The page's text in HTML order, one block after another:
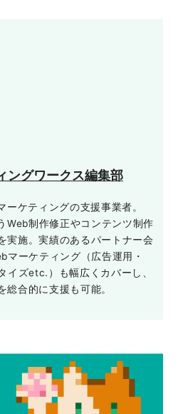
ングワークス編集部
ーケティングの支援事業者。
Web制作修正やコンテンツ制作
実施。実績のあるパートナー会
マーケティング（広告運用・
イズetc.）も幅広くカバーし、
総合的に支援も可能。